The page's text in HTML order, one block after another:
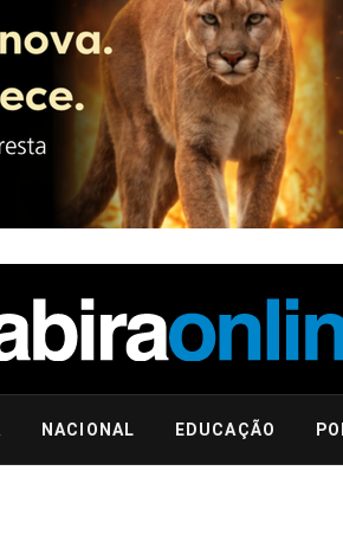
NACIONAL EDUCAÇÃO